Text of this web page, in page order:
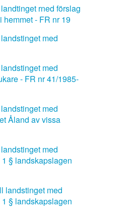
rned förslag
- FR nr 19
med
med
- FR nr 41/1985-
med
Åland av vissa
med
§ landskapslagen
landstinget med
§ landskapslagen